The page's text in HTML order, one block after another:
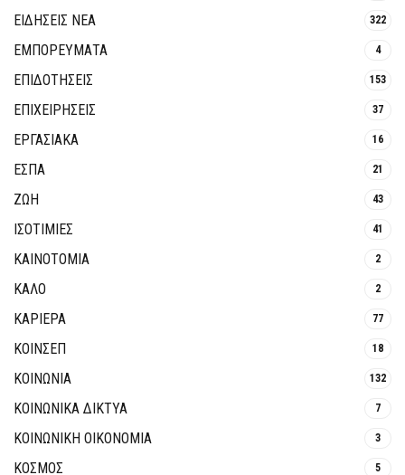
ΕΙΔΗΣΕΙΣ ΝΕΑ 322
ΕΜΠΟΡΕΥΜΑΤΑ 4
ΕΠΙΔΟΤΗΣΕΙΣ 153
ΕΠΙΧΕΙΡΗΣΕΙΣ 37
ΕΡΓΑΣΙΑΚΑ 16
ΕΣΠΑ 21
ΖΩΗ 43
ΙΣΟΤΙΜΙΕΣ 41
ΚΑΙΝΟΤΟΜΊΑ 2
ΚΑΛΟ 2
ΚΑΡΙΕΡΑ 77
ΚΟΙΝΣΕΠ 18
ΚΟΙΝΩΝΙΑ 132
ΚΟΙΝΩΝΙΚΆ ΔΊΚΤΥΑ 7
ΚΟΙΝΩΝΙΚΉ ΟΙΚΟΝΟΜΊΑ 3
ΚΟΣΜΟΣ 5